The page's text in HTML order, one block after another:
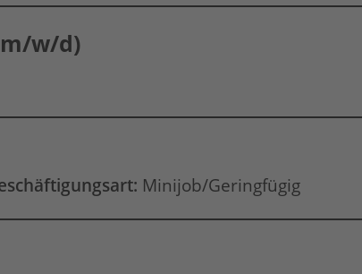
w/d)
Minijob/Geringfügig